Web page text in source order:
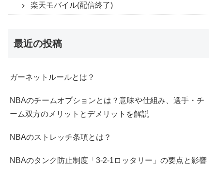
楽天モバイル(配信終了)
最近の投稿
ガーネットルールとは？
NBAのチームオプションとは？意味や仕組み、選手・チ
ーム双方のメリットとデメリットを解説
NBAのストレッチ条項とは？
NBAのタンク防止制度「3-2-1ロッタリー」の要点と影響